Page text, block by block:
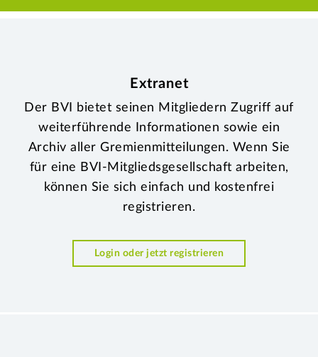
Extranet
Der BVI bietet seinen Mitgliedern Zugriff auf
weiterführende Informationen sowie ein
Archiv aller Gremienmitteilungen. Wenn Sie
für eine BVI-Mitgliedsgesellschaft arbeiten,
können Sie sich einfach und kostenfrei
registrieren.
Login oder jetzt registrieren